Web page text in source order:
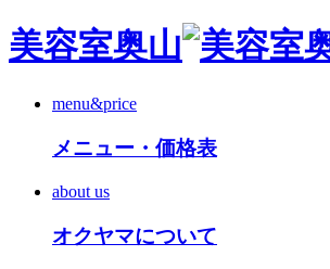
美容室奥山
menu&price
メニュー・価格表
about us
オクヤマについて